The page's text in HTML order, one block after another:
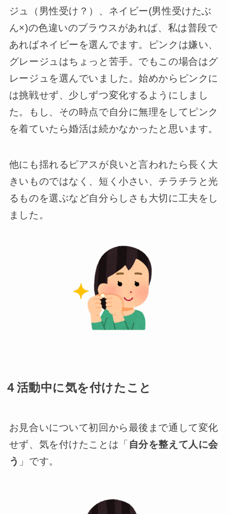
ジュ（男性受け？）、ネイビー(男性受けたぶ
ん×)の色違いのブラウスがあれば、私は普段で
あればネイビーを選んでます。ピンクは嫌い、
グレージュはちょっと苦手。でもこの場合はグ
レージュを選んでいました。始めからピンクに
は挑戦せず、少しずつ変化するようにしまし
た。もし、その時点で自分に無理をしてピンク
を着ていたら婚活は続かなかったと思います。
他にも揺れるピアスが良いと言われたら長く大
きいものではなく、短く小さい、チラチラと光
るものを選ぶなど自分らしさも大切に工夫をし
ました。
４活動中に気を付けたこと
お見合いについて初回から最後まで通して変化
せず、気を付けたことは「 自分を整えて人に会
う 」です。